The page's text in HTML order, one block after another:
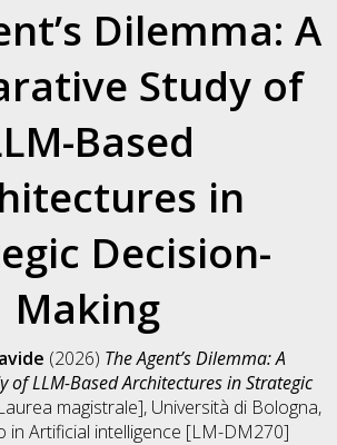
Dilemma: A
Study of
Based
in
Decision-
Making
(2026) The Agent’s Dilemma: A
of LLM-Based Architectures in Strategic
magistrale], Università di Bologna,
inArtificial intelligence [LM-DM270]